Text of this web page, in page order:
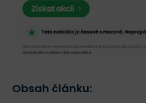
Obsah článku: